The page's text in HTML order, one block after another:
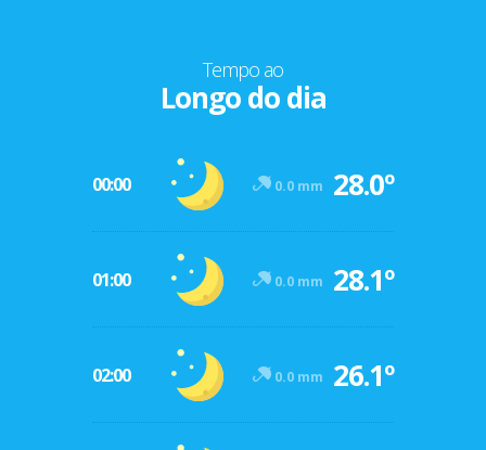
Tempo ao
Longo do dia
00:00 0.0 mm 28.0º
01:00 0.0 mm 28.1º
02:00 0.0 mm 26.1º